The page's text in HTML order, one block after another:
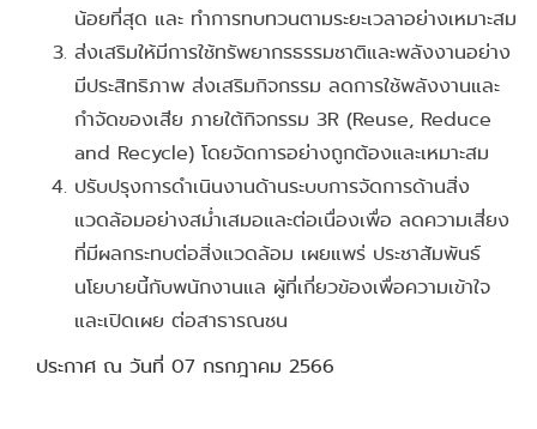
น้อยที่สุด และ ทําการทบทวนตามระยะเวลาอย่างเหมาะสม
ส่งเสริมให้มีการใช้ทรัพยากรธรรมชาติและพลังงานอย่าง
มีประสิทธิภาพ ส่งเสริมกิจกรรม ลดการใช้พลังงานและ
กําจัดของเสีย ภายใต้กิจกรรม 3R (Reuse, Reduce
and Recycle) โดยจัดการอย่างถูกต้องและเหมาะสม
ปรับปรุงการดําเนินงานด้านระบบการจัดการด้านสิ่ง
แวดล้อมอย่างสม่ําเสมอและต่อเนื่องเพื่อ ลดความเสี่ยง
ที่มีผลกระทบต่อสิ่งแวดล้อม เผยแพร่ ประชาสัมพันธ์
นโยบายนี้กับพนักงานแล ผู้ที่เกี่ยวข้องเพื่อความเข้าใจ
และเปิดเผย ต่อสาธารณชน
ประกาศ ณ วันที่ 07 กรกฎาคม 2566